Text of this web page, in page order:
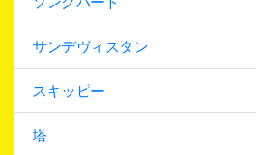
サンデヴィスタン
スキッピー
塔